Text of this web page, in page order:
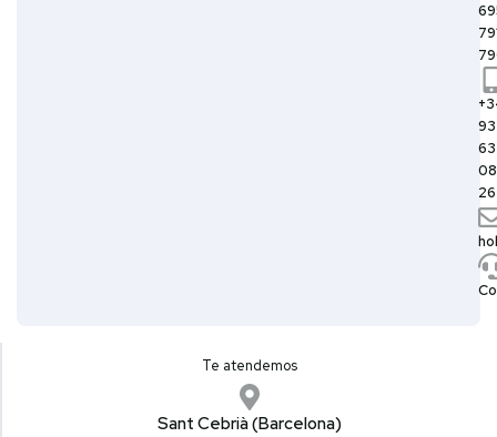
63
08
26
Te atendemos
Sant Cebrià (Barcelona)